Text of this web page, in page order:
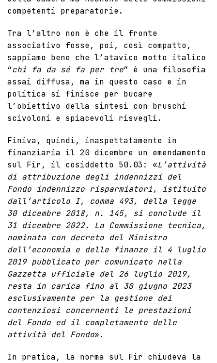
competenti preparatorie.
Tra l’altro non è che il fronte
associativo fosse, poi, così compatto,
sappiamo bene che l’atavico motto italico
“chi fa da sé fa per tre” è una filosofia
assai diffusa, ma in questo caso e in
politica si finisce per bucare
l’obiettivo della sintesi con bruschi
scivoloni e spiacevoli risvegli.
Finiva, quindi, inaspettatamente in
finanziaria il 20 dicembre un emendamento
sul Fir, il cosiddetto 50.03: «L’attività
di attribuzione degli indennizzi del
Fondo indennizzo risparmiatori, istituito
dall’articolo I, comma 493, della legge
30 dicembre 2018, n. 145, si conclude il
31 dicembre 2022. La Commissione tecnica,
nominata con decreto del Ministro
dell’economia e delle finanze il 4 luglio
2019 pubblicato per comunicato nella
Gazzetta ufficiale del 26 luglio 2019,
resta in carica fino al 30 giugno 2023
esclusivamente per la gestione dei
contenziosi concernenti le prestazioni
del Fondo ed il completamento delle
attività del Fondo».
In pratica, la norma sul Fir chiudeva la